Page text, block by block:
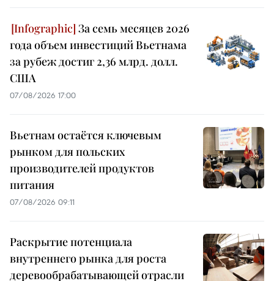
За семь месяцев 2026
года объем инвестиций Вьетнама
за рубеж достиг 2,36 млрд. долл.
США
07/08/2026 17:00
Вьетнам остаётся ключевым
рынком для польских
производителей продуктов
питания
07/08/2026 09:11
Раскрытие потенциала
внутреннего рынка для роста
деревообрабатывающей отрасли